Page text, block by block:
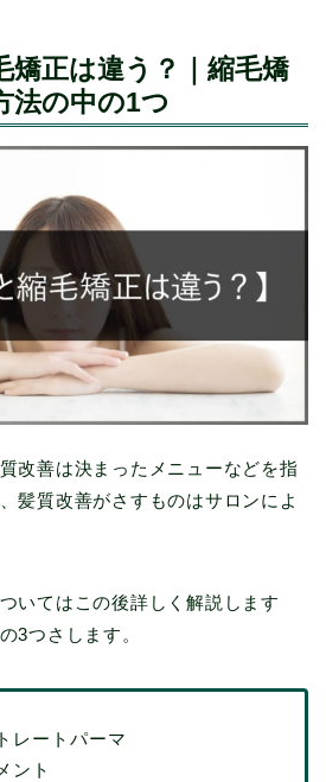
矯正は違う？｜縮毛矯
法の中の1つ
改善は決まったメニューなどを指
髪質改善がさすものはサロンによ
いてはこの後詳しく解説します
3つさします。
レートパーマ
ント